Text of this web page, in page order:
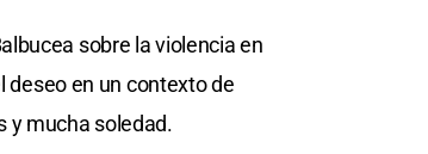
sobre la violencia en
deseo en un contexto de
y mucha soledad.